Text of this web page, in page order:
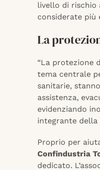
livello di rischio
considerate più
La
“La protezione
tema centrale
sanitarie,
assistenza,
evidenziando
integrante della
Proprio per
Confindustria
dedicato.